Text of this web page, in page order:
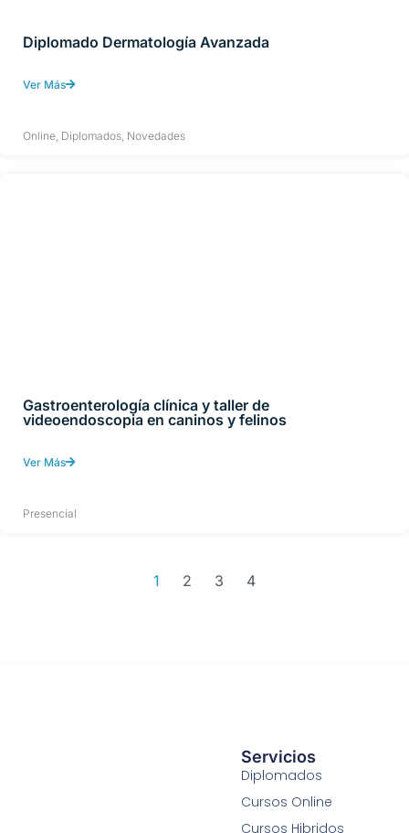
Diplomado Dermatología Avanzada
Ver Más
Online, Diplomados, Novedades
Gastroenterología clínica y taller de
videoendoscopia en caninos y felinos
Ver Más
Presencial
1 2 3 4
Servicios
Diplomados
Cursos Online
Cursos Hibridos